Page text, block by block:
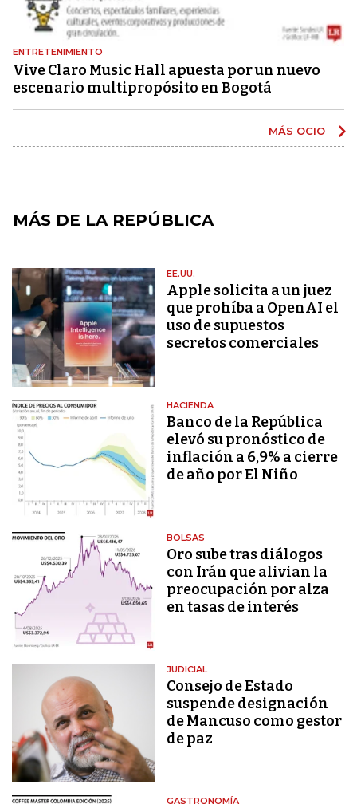
ENTRETENIMIENTO
Vive Claro Music Hall apuesta por un nuevo
escenario multipropósito en Bogotá
MÁS OCIO
MÁS DE LA REPÚBLICA
EE.UU.
Apple solicita a un juez
que prohíba a OpenAI el
uso de supuestos
secretos comerciales
HACIENDA
Banco de la República
elevó su pronóstico de
inflación a 6,9% a cierre
de año por El Niño
BOLSAS
Oro sube tras diálogos
con Irán que alivian la
preocupación por alza
en tasas de interés
JUDICIAL
Consejo de Estado
suspende designación
de Mancuso como gestor
de paz
GASTRONOMÍA